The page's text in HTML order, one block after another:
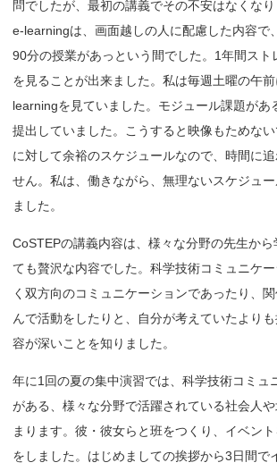
問でしたが、最初の講義でその不安はなくな
e-learningは、画面越しの人に配慮した内容で
90分の授業があっという間でした。1年間スト
を見ることが出来ました。私は毎週土曜の午
learningを見ていました。モジュール課題があ
提出していました。こうすると映像もためな
に対して余裕のスケジュールなので、時間に
せん。私は、働きながら、無理ないスケジュ
ました。
CoSTEPの講義内容は、様々な分野の先生から
ても贅沢な内容でした。科学技術コミュニケ
く双方向のコミュニケーションであったり、
んで活動をしたりと、自分が考えていたより
容が深いことを知りました。
年に1回の夏の集中演習では、科学技術コミュ
がある、様々な分野で活躍されている社会人
まります。彼・彼女らと班をつくり、イベン
をしました。はじめましての挨拶から3日間で